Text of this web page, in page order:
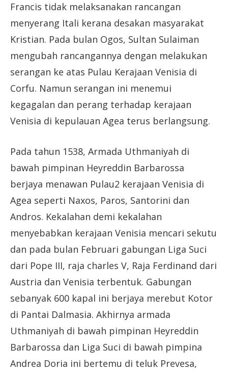
Francis tidak melaksanakan rancangan
menyerang Itali kerana desakan masyarakat
Kristian. Pada bulan Ogos, Sultan Sulaiman
mengubah rancangannya dengan melakukan
serangan ke atas Pulau Kerajaan Venisia di
Corfu. Namun serangan ini menemui
kegagalan dan perang terhadap kerajaan
Venisia di kepulauan Agea terus berlangsung.
Pada tahun 1538, Armada Uthmaniyah di
bawah pimpinan Heyreddin Barbarossa
berjaya menawan Pulau2 kerajaan Venisia di
Agea seperti Naxos, Paros, Santorini dan
Andros. Kekalahan demi kekalahan
menyebabkan kerajaan Venisia mencari sekutu
dan pada bulan Februari gabungan Liga Suci
dari Pope III, raja charles V, Raja Ferdinand dari
Austria dan Venisia terbentuk. Gabungan
sebanyak 600 kapal ini berjaya merebut Kotor
di Pantai Dalmasia. Akhirnya armada
Uthmaniyah di bawah pimpinan Heyreddin
Barbarossa dan Liga Suci di bawah pimpina
Andrea Doria ini bertemu di teluk Prevesa,